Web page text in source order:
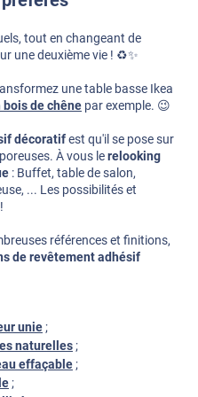
tout en changeant de
une deuxième vie ! ♻️✨
une table basse Ikea
de chêne par exemple. 😉
décoratifest qu'il se pose sur
À vous lerelooking
: Buffet, table de salon,
... Les possibilités et
références et finitions,
de revêtement adhésif
unie;
naturelles;
effaçable;
;